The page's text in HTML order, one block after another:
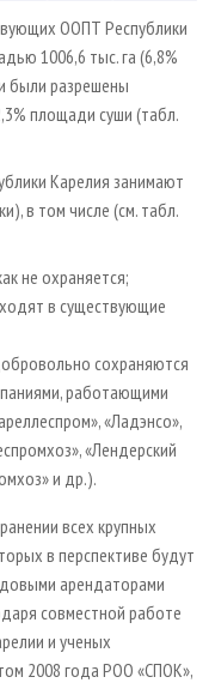
ООПТ Республики
1006,6 тыс. га (6,8%
были разрешены
площади суши (табл.
Карелия занимают
в том числе (см. табл.
не охраняется;
в существующие
сохраняются
работающими
«Ладэнсо»,
«Лендерский
и др.).
всех крупных
в перспективе будут
арендаторами
совместной работе
и ученых
2008 года РОО «СПОК»,